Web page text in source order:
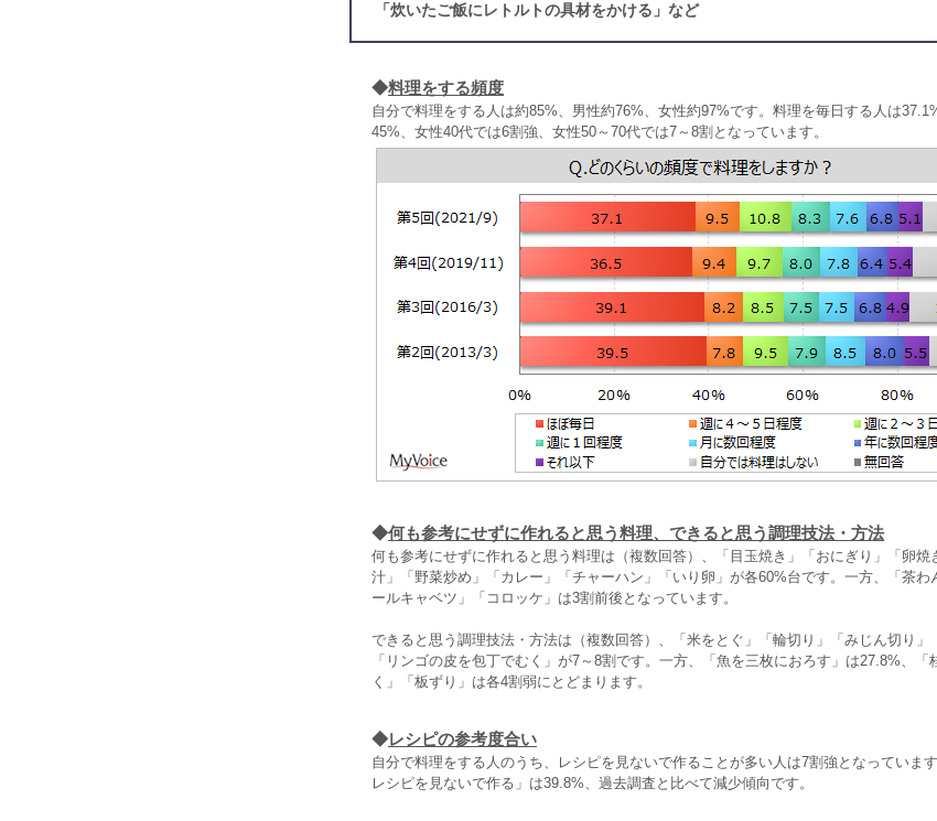
「炊いたご飯にレトルトの具材をかける」など
◆料理をする頻度
自分で料理をする人は約85%、男性約76%、女性約97%です。料理を毎日する人は
45%、女性40代では6割強、女性50～70代では7～8割となっています。
◆何も参考にせずに作れると思う料理、できると思う調理技法・方法
何も参考にせずに作れると思う料理は（複数回答）、「目玉焼き」「おにぎり」「卵焼
汁」「野菜炒め」「カレー」「チャーハン」「いり卵」が各60%台です。一方、「茶わ
ールキャベツ」「コロッケ」は3割前後となっています。
できると思う調理技法・方法は（複数回答）、「米をとぐ」「輪切り」「みじん切り」
「リンゴの皮を包丁でむく」が7～8割です。一方、「魚を三枚におろす」は27.8%、「
く」「板ずり」は各4割弱にとどまります。
◆レシピの参考度合い
自分で料理をする人のうち、レシピを見ないで作ることが多い人は7割強となっていま
レシピを見ないで作る」は39.8%、過去調査と比べて減少傾向です。